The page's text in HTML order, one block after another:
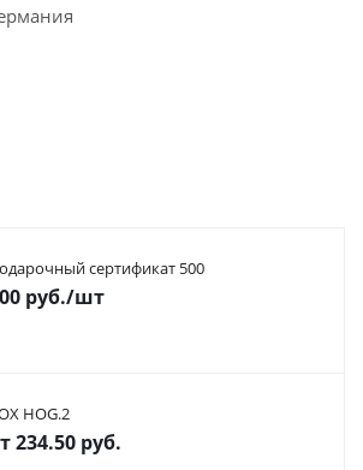
сертификат 500
руб./шт
HOG.2
234.50 руб.